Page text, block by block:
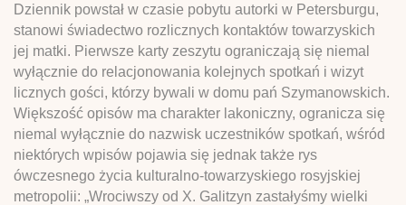
Dziennik powstał w czasie pobytu autorki w Petersburgu,
stanowi świadectwo rozlicznych kontaktów towarzyskich
jej matki. Pierwsze karty zeszytu ograniczają się niemal
wyłącznie do relacjonowania kolejnych spotkań i wizyt
licznych gości, którzy bywali w domu pań Szymanowskich.
Większość opisów ma charakter lakoniczny, ogranicza się
niemal wyłącznie do nazwisk uczestników spotkań, wśród
niektórych wpisów pojawia się jednak także rys
ówczesnego życia kulturalno-towarzyskiego rosyjskiej
metropolii: „Wrociwszy od X. Galitzyn zastałyśmy wielki